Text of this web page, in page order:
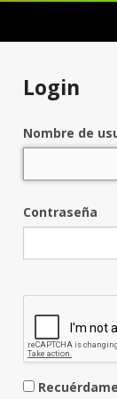
Login
Nombre de
Contraseña
Recuérdame